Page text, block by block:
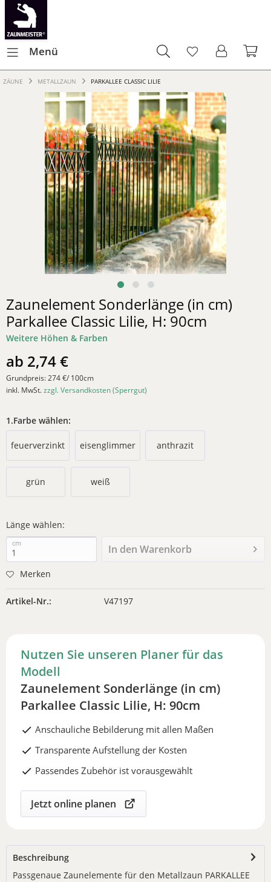
Menü
ZÄUNE METALLZAUN PARKALLEE CLASSIC LILIE
Zaunelement Sonderlänge (in cm)
Parkallee Classic Lilie, H: 90cm
Weitere Höhen & Farben
ab 2,74 €
Grundpreis:274 €/ 100cm
inkl. MwSt.zzgl. Versandkosten (Sperrgut)
1.Farbe wählen:
feuerverzinkt eisenglimmer anthrazit
grün weiß
Länge wählen:
cm In denWarenkorb
Merken
Artikel-Nr.: V47197
Nutzen Sie unseren Planer für das
Modell
Zaunelement Sonderlänge (in cm)
Parkallee Classic Lilie, H: 90cm
Anschauliche Bebilderung mit allen Maßen
Transparente Aufstellung der Kosten
Passendes Zubehör ist vorausgewählt
Jetzt online planen
Beschreibung
Passgenaue Zaunelemente für den Metallzaun PARKALLEE